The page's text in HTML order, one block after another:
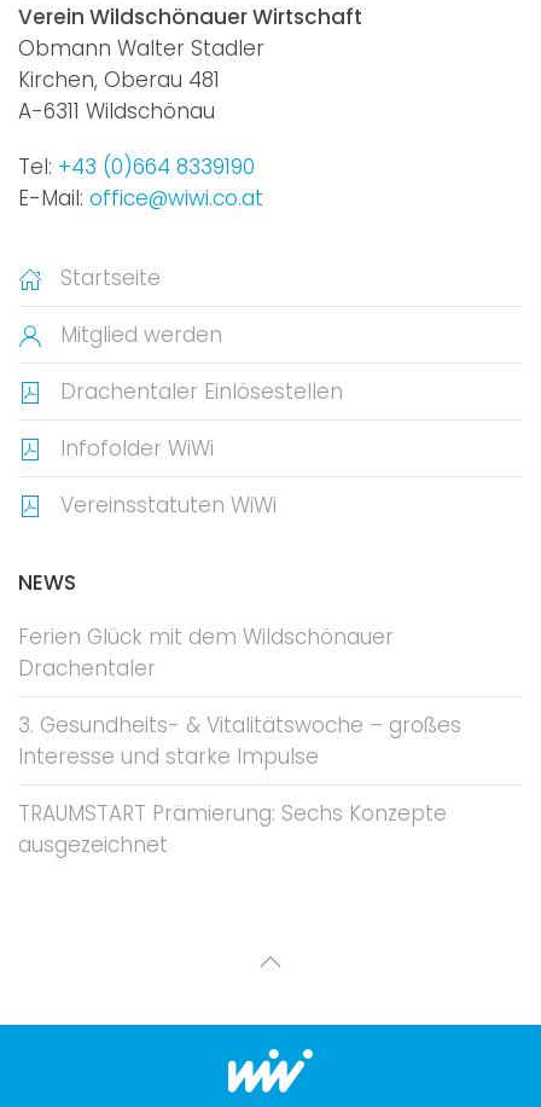
Verein Wildschönauer Wirtschaft
Obmann Walter Stadler
Kirchen, Oberau 481
A-6311 Wildschönau
Tel: +43 (0)664 8339190
E-Mail: office@wiwi.co.at
Startseite
Mitglied werden
Drachentaler Einlösestellen
Infofolder WiWi
Vereinsstatuten WiWi
NEWS
Ferien Glück mit dem Wildschönauer
Drachentaler
3. Gesundheits- & Vitalitätswoche – großes
Interesse und starke Impulse
TRAUMSTART Prämierung: Sechs Konzepte
ausgezeichnet